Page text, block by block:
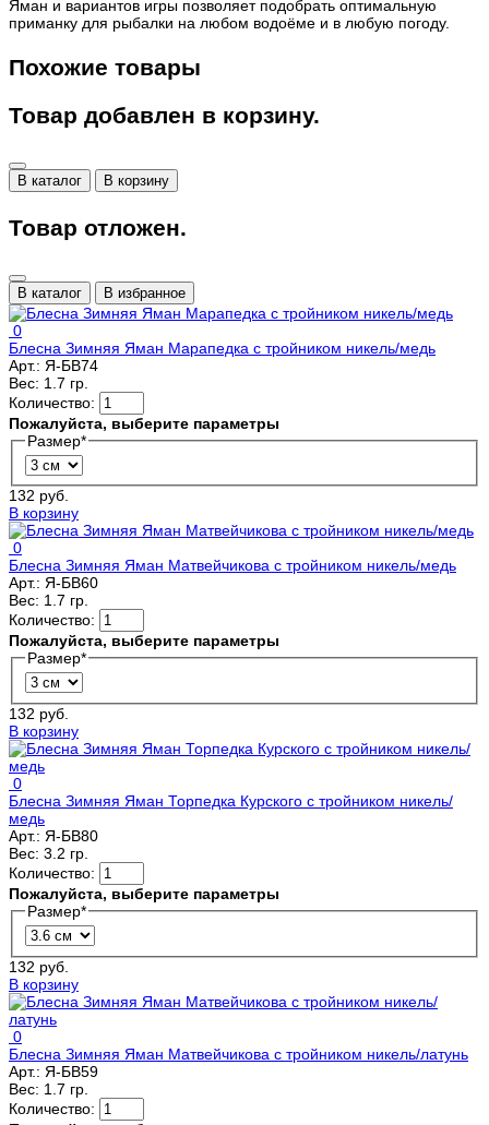
Яман и вариантов игры позволяет подобрать оптимальную
приманку для рыбалки на любом водоёме и в любую погоду.
Похожие товары
Товар добавлен в корзину.
В каталог В корзину
Товар отложен.
В каталог В избранное
0
Блесна Зимняя Яман Марапедка с тройником никель/медь
Арт.: Я-БВ74
Вес: 1.7 гр.
Количество:
Пожалуйста, выберите параметры
Размер*
132 руб.
В корзину
0
Блесна Зимняя Яман Матвейчикова с тройником никель/медь
Арт.: Я-БВ60
Вес: 1.7 гр.
Количество:
Пожалуйста, выберите параметры
Размер*
132 руб.
В корзину
0
Блесна Зимняя Яман Торпедка Курского с тройником никель/
медь
Арт.: Я-БВ80
Вес: 3.2 гр.
Количество:
Пожалуйста, выберите параметры
Размер*
132 руб.
В корзину
0
Блесна Зимняя Яман Матвейчикова с тройником никель/латунь
Арт.: Я-БВ59
Вес: 1.7 гр.
Количество: